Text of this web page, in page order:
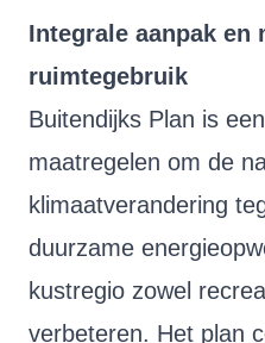
Integrale aanpak en
ruimtegebruik
Buitendijks Plan is
maatregelen om de
klimaatverandering
duurzame
kustregio zowel
verbeteren. Het plan